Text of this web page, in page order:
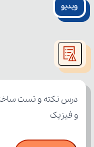
ویدیو
modal
window.
because the server
is not supported.
و فیزیک